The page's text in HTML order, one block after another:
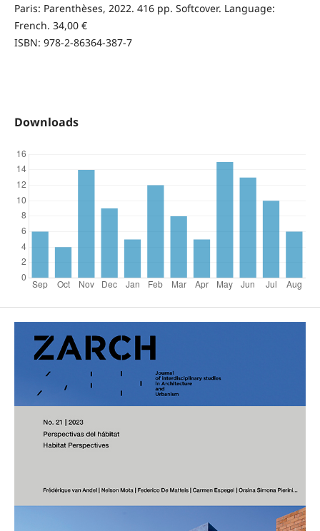
Paris: Parenthèses, 2022. 416 pp. Softcover. Language:
French. 34,00 €
ISBN: 978-2-86364-387-7
Downloads